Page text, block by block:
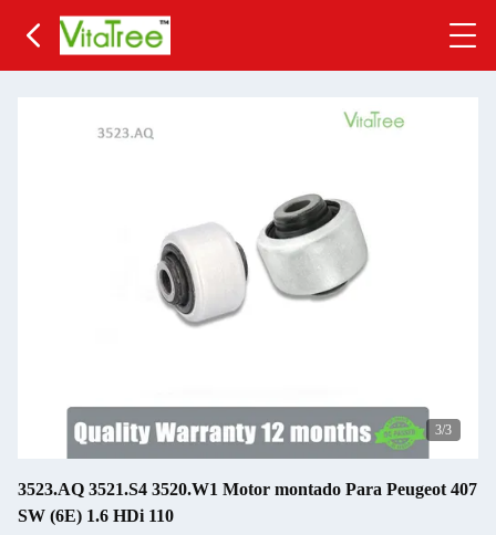
3/3
3523.AQ 3521.S4 3520.W1 Motor montado Para Peugeot 407
SW (6E) 1.6 HDi 110